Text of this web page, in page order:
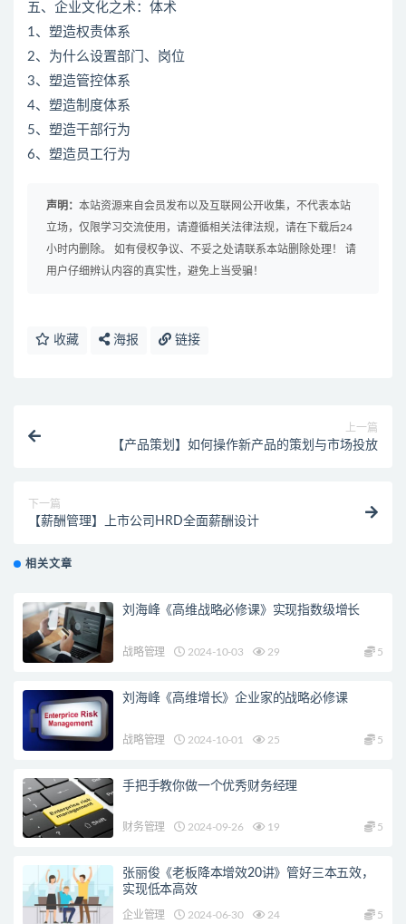
五、企业文化之术：体术
1、塑造权责体系
2、为什么设置部门、岗位
3、塑造管控体系
4、塑造制度体系
5、塑造干部行为
6、塑造员工行为
声明： 本站资源来自会员发布以及互联网公开收集，不代表本站
立场，仅限学习交流使用，请遵循相关法律法规，请在下载后24
小时内删除。 如有侵权争议、不妥之处请联系本站删除处理！ 请
用户仔细辨认内容的真实性，避免上当受骗！
收藏 海报 链接
上一篇
【产品策划】如何操作新产品的策划与市场投放
下一篇
【薪酬管理】上市公司HRD全面薪酬设计
相关文章
刘海峰《高维战略必修课》实现指数级增长
战略管理 2024-10-03 29 5
刘海峰《高维增长》企业家的战略必修课
战略管理 2024-10-01 25 5
手把手教你做一个优秀财务经理
财务管理 2024-09-26 19 5
张丽俊《老板降本增效20讲》管好三本五效，
实现低本高效
企业管理 2024-06-30 24 5